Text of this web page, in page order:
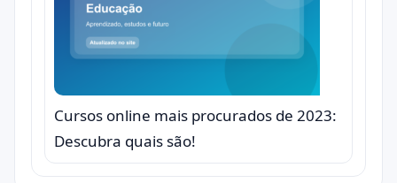
Cursos online mais procurados de 2023:
Descubra quais são!